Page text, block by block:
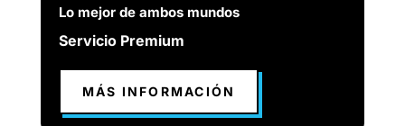
Lo mejor de ambos mundos
Servicio Premium
MÁS INFORMACIÓN